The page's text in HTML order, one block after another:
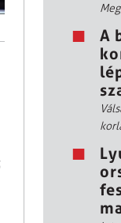
A